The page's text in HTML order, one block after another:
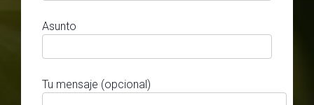
Asunto
Tu mensaje (opcional)